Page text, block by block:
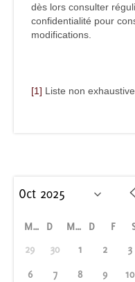
dès lors consulter
confidentialité pour
modifications.
[1] Liste non exhaustive
M D M D F
29
30 1 2 3
6 7 8 9 10